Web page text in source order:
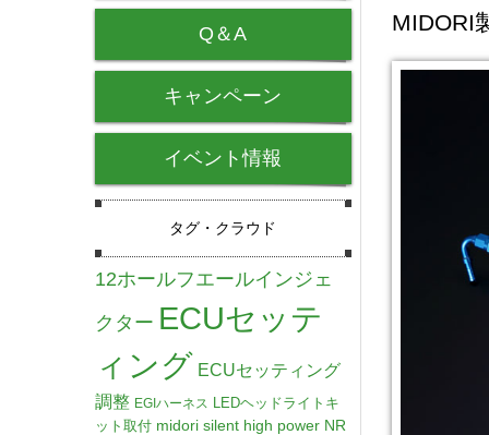
MIDORI
Q＆A
キャンペーン
イベント情報
タグ・クラウド
12ホールフエールインジェ
クター ECUセッテ
ィング ECUセッティング
調整 EGIハーネス LEDヘッドライトキ
ット取付 midori silent high power NR